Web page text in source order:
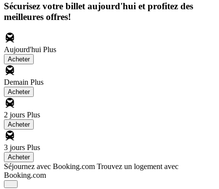
Sécurisez votre billet aujourd'hui et profitez des
meilleures offres!
Aujourd'hui Plus
Acheter
Demain Plus
Acheter
2 jours Plus
Acheter
3 jours Plus
Acheter
Séjournez avec Booking.com Trouvez un logement avec
Booking.com